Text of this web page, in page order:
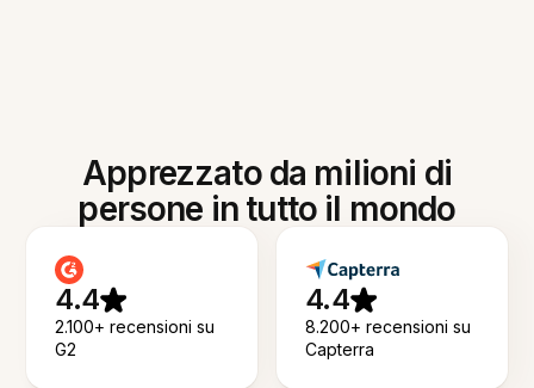
Apprezzato da milioni di
persone in tutto il mondo
4.4
2.100+ recensioni su
G2
4.4
8.200+ recensioni su
Capterra